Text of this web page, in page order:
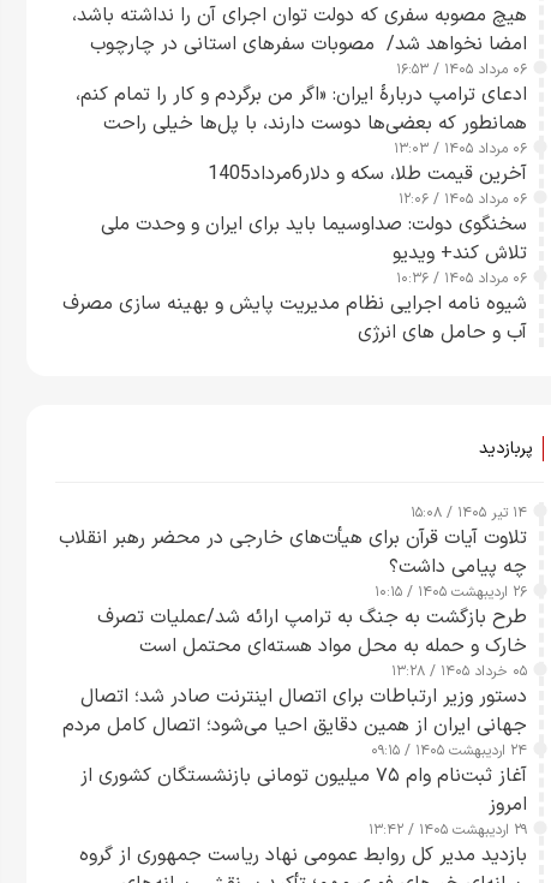
هیچ مصوبه سفری که دولت توان اجرای آن را نداشته باشد،
امضا نخواهد شد/ مصوبات سفرهای استانی در چارچوب
قانون بودجه است+ عکس
۰۶ مرداد ۱۴۰۵ / ۱۶:۵۳
ادعای ترامپ دربارهٔ ایران: «اگر من برگردم و کار را تمام کنم،
همانطور که بعضی‌ها دوست دارند، با پل‌ها خیلی راحت
می‌توانم بیشتر پل‌هایشان را در کمتر از یک ساعت از بین
ببرم+ ویدیو
۰۶ مرداد ۱۴۰۵ / ۱۳:۰۳
آخرین قیمت طلا، سکه و دلار6مرداد1405
۰۶ مرداد ۱۴۰۵ / ۱۲:۰۶
سخنگوی دولت: صداوسیما باید برای ایران و وحدت ملی
تلاش کند+ ویدیو
۰۶ مرداد ۱۴۰۵ / ۱۰:۳۶
شیوه نامه اجرایی نظام مدیریت پایش و بهینه سازی مصرف
آب و حامل های انرژی
پربازدید
۱۴ تیر ۱۴۰۵ / ۱۵:۰۸
تلاوت آیات قرآن برای هیأت‌های خارجی در محضر رهبر انقلاب
چه پیامی داشت؟
۲۶ اردیبهشت ۱۴۰۵ / ۱۰:۱۵
طرح‌ بازگشت به جنگ به ترامپ ارائه شد/عملیات تصرف
خارک و حمله به محل مواد هسته‌ای محتمل است
۰۵ خرداد ۱۴۰۵ / ۱۳:۲۸
دستور وزیر ارتباطات برای اتصال اینترنت صادر شد؛ اتصال
جهانی ایران از همین دقایق احیا می‌شود؛ اتصال کامل مردم
تا ۲۴ ساعت آینده
۲۴ اردیبهشت ۱۴۰۵ / ۰۹:۱۵
آغاز ثبت‌نام وام ۷۵ میلیون تومانی بازنشستگان کشوری از
امروز
۲۹ اردیبهشت ۱۴۰۵ / ۱۳:۴۲
بازدید مدیر کل روابط عمومی نهاد ریاست جمهوری از گروه